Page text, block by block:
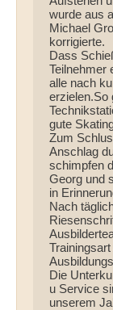
wurde aus
Michael
korrigierte.
Dass
Teilnehmer
alle nach
erzielen.So
gute
Zum
Anschlag
schimpfen
Georg und
in
Nach
Die
u Service
unserem